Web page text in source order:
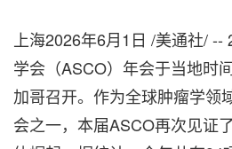
上海2026年6月1日 /美通社/ --
学会（ASCO）年会于当地时
加哥召开。作为全球肿瘤学领
会之一，本届ASCO再次见证